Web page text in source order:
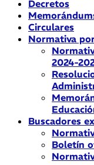
Decretos
Circulares
Normativa
2024-
Buscadores
Boletín